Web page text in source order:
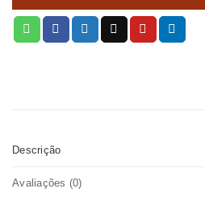
Descrição
Avaliações (0)